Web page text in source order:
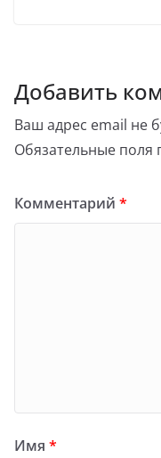
Добавить
Ваш адрес email не
Обязательные поля
Комментарий *
Имя *